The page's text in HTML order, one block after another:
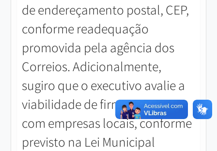
de endereçamento postal, CEP,
conforme readequação
promovida pela agência dos
Correios. Adicionalmente,
sugiro que o executivo avalie a
viabilidade de firmar parcerias
com empresas locais, conforme
previsto na Lei Municipal